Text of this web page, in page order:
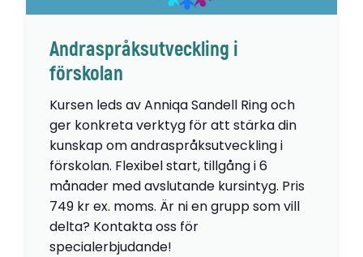
Andraspråksutveckling i
förskolan
Kursen leds av Anniqa Sandell Ring och
ger konkreta verktyg för att stärka din
kunskap om andraspråksutveckling i
förskolan. Flexibel start, tillgång i 6
månader med avslutande kursintyg. Pris
749 kr ex. moms. Är ni en grupp som vill
delta? Kontakta oss för
specialerbjudande!